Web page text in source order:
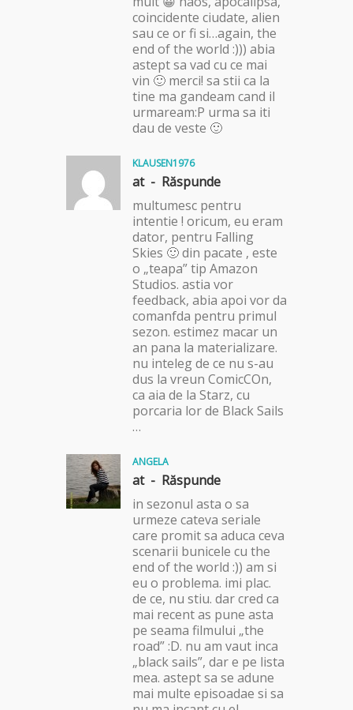
coincidente ciudate, alien
sau ce or fi si…again, the
end of the world :))) abia
astept sa vad cu ce mai
vin 🙂 merci! sa stii ca la
tine ma gandeam cand il
urmaream:P urma sa iti
dau de veste 🙂
KLAUSEN1976
at - Răspunde
multumesc pentru
intentie ! oricum, eu eram
dator, pentru Falling
Skies 🙂 din pacate , este
o „teapa” tip Amazon
Studios. astia vor
feedback, abia apoi vor da
comanfda pentru primul
sezon. estimez macar un
an pana la materializare.
nu inteleg de ce nu s-au
dus la vreun ComicCOn,
ca aia de la Starz, cu
porcaria lor de Black Sails
…
ANGELA
at - Răspunde
in sezonul asta o sa
urmeze cateva seriale
care promit sa aduca ceva
scenarii bunicele cu the
end of the world :)) am si
eu o problema. imi plac.
de ce, nu stiu. dar cred ca
mai recent as pune asta
pe seama filmului „the
road” :D. nu am vaut inca
„black sails”, dar e pe lista
mea. astept sa se adune
mai multe episoadae si sa